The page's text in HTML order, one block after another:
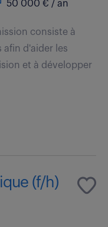
50 000 € / an
consiste à
afin d'aider les
et à développer
(f/h)